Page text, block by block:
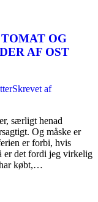
OG
AF OST
Skrevet af
særligt henad
Og måske er
er forbi, hvis
er det fordi jeg virkelig
har købt,…